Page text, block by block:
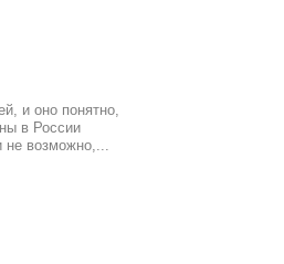
и оно понятно,
в России
возможно,...